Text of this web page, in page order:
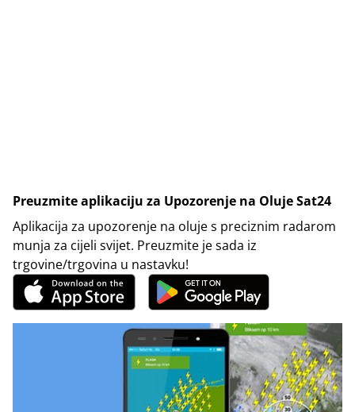
Preuzmite aplikaciju za Upozorenje na Oluje Sat24
Aplikacija za upozorenje na oluje s preciznim radarom
munja za cijeli svijet. Preuzmite je sada iz
trgovine/trgovina u nastavku!